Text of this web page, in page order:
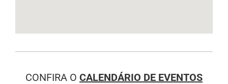
CONFIRA O CALENDÁRIO DE EVENTOS